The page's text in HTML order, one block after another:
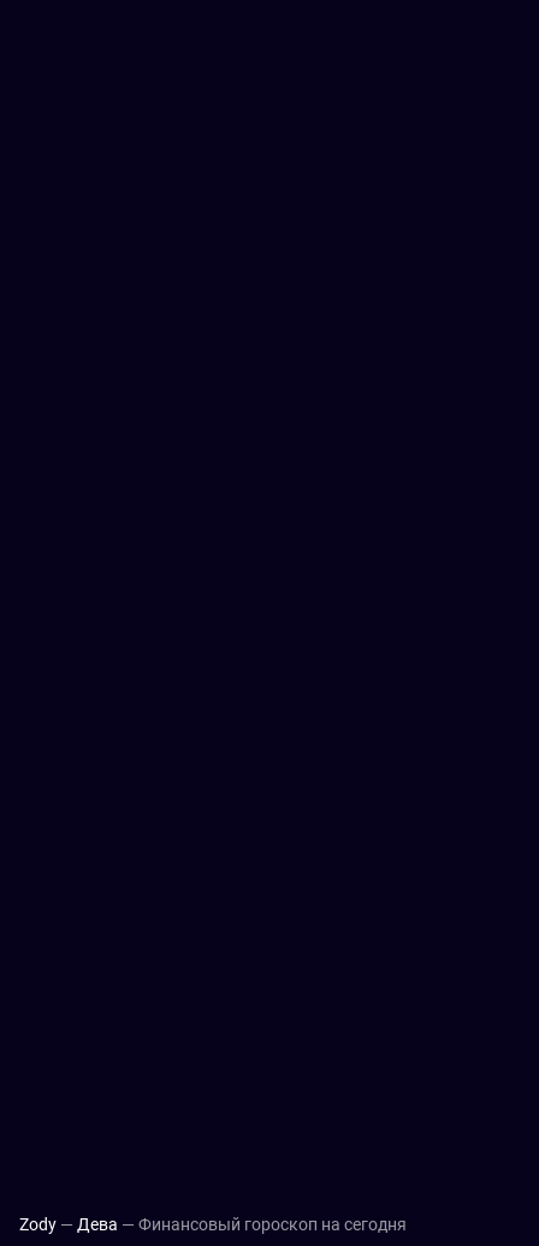
Zody Дева Финансовый гороскоп на сегодня